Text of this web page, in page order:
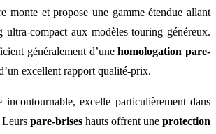
monte et propose une gamme étendue allant
ultra-compact aux modèles touring généreux.
généralement d’unehomologation pare-
excellent rapport qualité-prix.
incontournable, excelle particulièrement dans
pare-brises hauts offrent une protection